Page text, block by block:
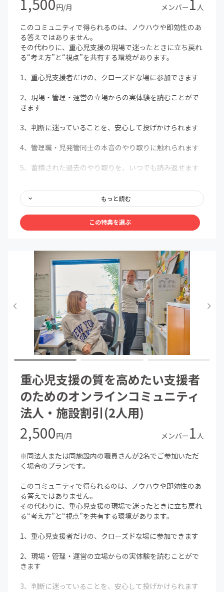
1,500円/月 メンバー1 人
このコミュニティで得られるのは、ノウハウや即効性のあ
る答えではありません。
その代わりに、重心児支援の現場で迷ったときに立ち戻れ
る“考え方”と“視点”を共有する環境があります。
1、重心児支援者だけの、クローズドな場に参加できます
2、現場・管理・運営の立場からの実体験を読むことがで
きます
3、判断に迷っていることを、安心して投げかけられます
4、管理職・児発管同士の本音のやり取りに触れられます
5、蓄積された過去のやり取りを、いつでも読み返せます
重心児支援に関する悩み・事例・疑問を自由に投稿できる
クローズドFBコミュニティ
月1回のZOOMライブ配信（リアルタイムQ&A）
ライブ配信のアーカイブ視聴
ここは
「正解をもらう場所」ということではなく、支援者として
大きく自信を付けてもらう場所です。
明日からの支援に活かせるアウトプットできる、実効性の
高い内容を配信します。
もっと読む
この特典を選ぶ
重心児支援の質を高めたい支援者
のためのオンラインコミュニティ
法人・施設割引(2人用)
2,500円/月 メンバー1 人
※同法人または同施設内の職員さんが2名でご参加いただ
く場合のプランです。
このコミュニティで得られるのは、ノウハウや即効性のあ
る答えではありません。
その代わりに、重心児支援の現場で迷ったときに立ち戻れ
る“考え方”と“視点”を共有する環境があります。
1、重心児支援者だけの、クローズドな場に参加できます
2、現場・管理・運営の立場からの実体験を読むことがで
きます
3、判断に迷っていることを、安心して投げかけられます